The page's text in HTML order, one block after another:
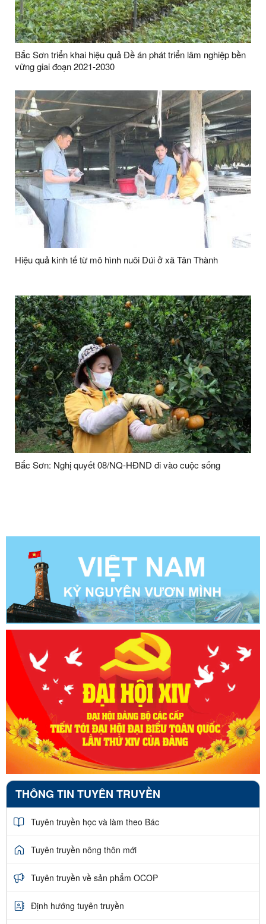
Bắc Sơn triển khai hiệu quả Đề án phát triển lâm nghiệp bền
vững giai đoạn 2021-2030
Hiệu quả kinh tế từ mô hình nuôi Dúi ở xã Tân Thành
Bắc Sơn: Nghị quyết 08/NQ-HĐND đi vào cuộc sống
THÔNG TIN TUYÊN TRUYỀN
Tuyên truyền học và làm theo Bác
Tuyên truyền nông thôn mới
Tuyên truyền về sản phẩm OCOP
Định hướng tuyên truyền